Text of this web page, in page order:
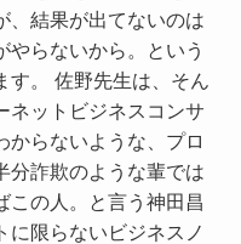
、結果が出てないのは
やらないから。という
す。 佐野先生は、そん
ネットビジネスコンサ
からないような、プロ
分詐欺のような輩では
この人。と言う神田昌
に限らないビジネスノ